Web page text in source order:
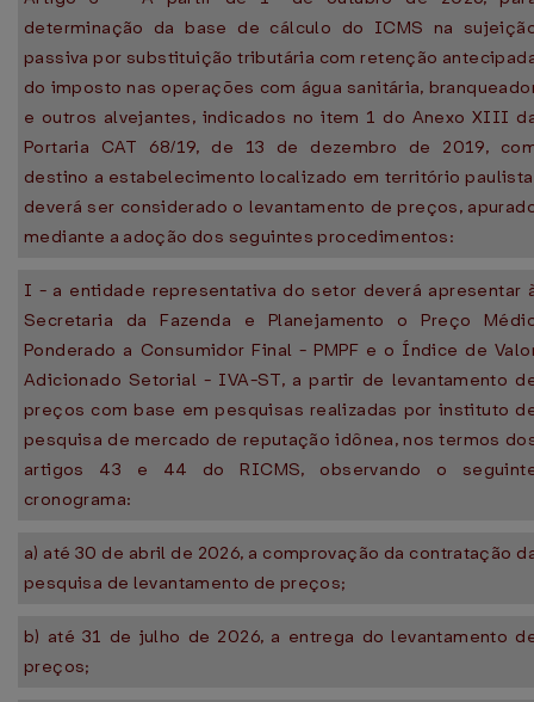
determinação da base de cálculo do ICMS na
passiva por substituição tributária com retenção
do imposto nas operações com água sanitária,
e outros alvejantes, indicados no item 1 do Anexo XIII
Portaria CAT 68/19, de 13 de dezembro de 2019,
destino a estabelecimento localizado em território
deverá ser considerado o levantamento de preços,
mediante a adoção dos seguintes procedimentos:
I - a entidade representativa do setor deverá apresentar
Secretaria da Fazenda e Planejamento o Preço
Ponderado a Consumidor Final - PMPF e o Índice de
Adicionado Setorial - IVA-ST, a partir de levantamento
preços com base em pesquisas realizadas por instituto
pesquisa de mercado de reputação idônea, nos termos
artigos 43 e 44 do RICMS, observando o
cronograma:
a) até 30 de abril de 2026, a comprovação da contratação
pesquisa de levantamento de preços;
b) até 31 de julho de 2026, a entrega do levantamento
preços;